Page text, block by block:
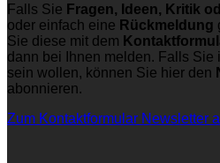
Falls Sie Fragen, Ideen, Kritik
oder einfach eine Rückmeldung
Sie diese mit dem
dann bei Ihnen melden. Falls Sie
sein wollen, können Sie hier den
abonnieren.
Zum Kontaktformular Newsletter